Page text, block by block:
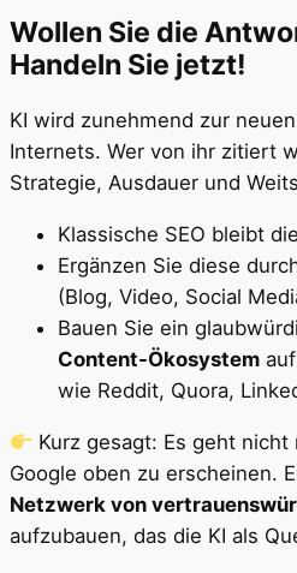
Wollen Sie die
Handeln Sie jetzt!
KI wird zunehmend zur
Internets. Wer von ihr zitiert
Strategie, Ausdauer und
Klassische SEO bleibt
Ergänzen Sie diese
(Blog, Video, Social
Bauen Sie ein
Content-Ökosystem
wie Reddit, Quora,
Kurz gesagt: Es geht
Google oben zu erscheinen.
Netzwerk von
aufzubauen, das die KI als